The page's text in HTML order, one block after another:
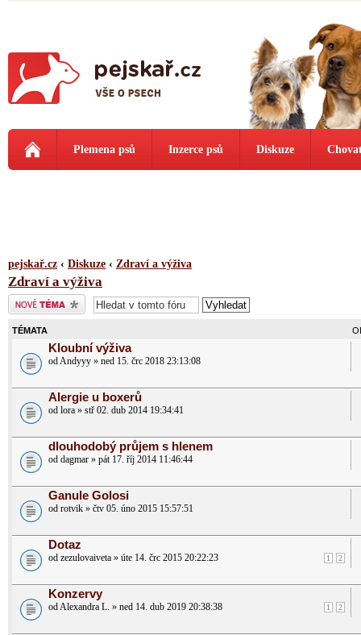
Plemena psů Inzerce psů Diskuze
pejskař.cz ‹ Diskuze ‹ Zdraví a výživa
Zdraví a výživa
Odeslat nové téma
TÉMATA
Kloubní výživa
od Andyyy » ned 15. črc 2018 23:13:08
Alergie u boxerů
od lora » stř 02. dub 2014 19:34:41
dlouhodobý průjem s hlenem
od dagmar » pát 17. říj 2014 11:46:44
Ganule Golosi
od rotvik » čtv 05. úno 2015 15:57:51
Dotaz
1 2
od zezulovaiveta » úte 14. črc 2015 20:22:23
Konzervy
1 2
od Alexandra L. » ned 14. dub 2019 20:38:38